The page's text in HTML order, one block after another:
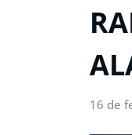
16 de